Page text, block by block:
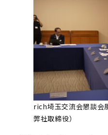
rich埼玉交流会懇談会
弊社取締役）